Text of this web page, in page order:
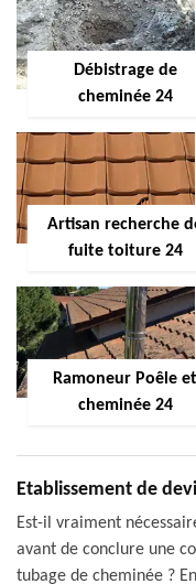
Débistrage de
cheminée 24
Artisan recherche
fuite toiture 24
Ramoneur Poêle et
cheminée 24
Etablissement de
Est-il vraiment
avant de conclure une
tubage de cheminée ?